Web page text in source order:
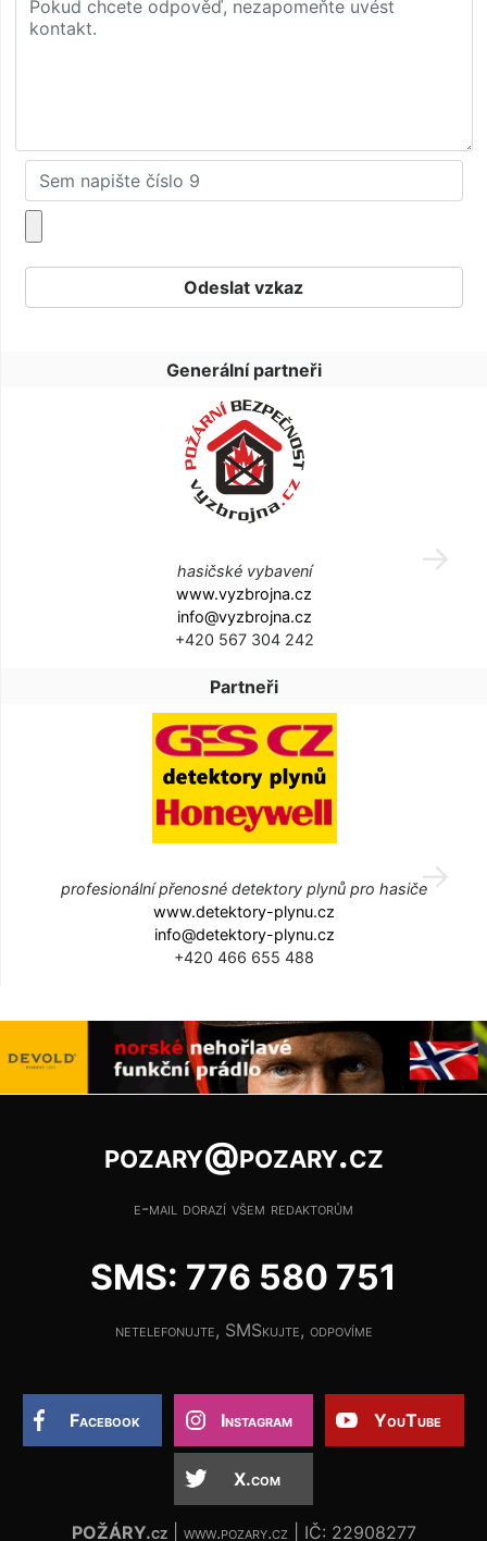
Generální partneři
hasičské vybavení
www.vyzbrojna.cz
info@vyzbrojna.cz
+420 567 304 242
Partneři
profesionální přenosné detektory plynů pro hasiče
www.detektory-plynu.cz
info@detektory-plynu.cz
+420 466 655 488
pozary@pozary.cz
e-mail dorazí všem redaktorům
SMS: 776 580 751
netelefonujte, SMSkujte, odpovíme
Facebook Instagram YouTube
X.com
POŽÁRY.cz| www.pozary.cz | IČ: 22908277